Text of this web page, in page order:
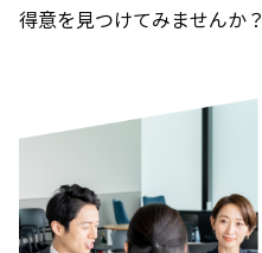
得意を見つけてみませんか？